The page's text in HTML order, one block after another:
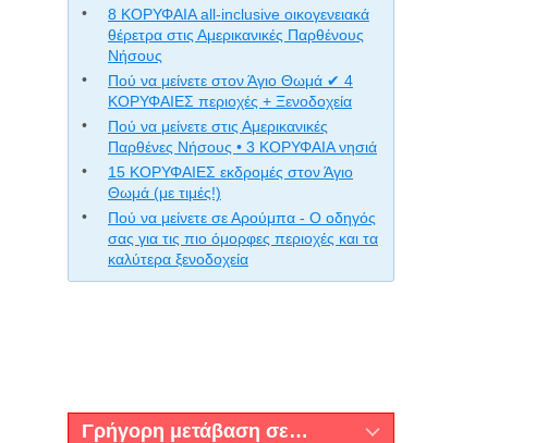
8 ΚΟΡΥΦΑΙΑ all-inclusive οικογενειακά
θέρετρα στις Αμερικανικές Παρθένους
Νήσους
Πού να μείνετε στον Άγιο Θωμά ✔ 4
ΚΟΡΥΦΑΙΕΣ περιοχές + Ξενοδοχεία
Πού να μείνετε στις Αμερικανικές
Παρθένες Νήσους • 3 ΚΟΡΥΦΑΙΑ νησιά
15 ΚΟΡΥΦΑΙΕΣ εκδρομές στον Άγιο
Θωμά (με τιμές!)
Πού να μείνετε σε Αρούμπα - Ο οδηγός
σας για τις πιο όμορφες περιοχές και τα
καλύτερα ξενοδοχεία
Γρήγορη μετάβαση σε…